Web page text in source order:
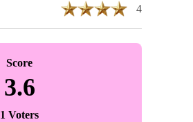
4
Score
3.6
1 Voters